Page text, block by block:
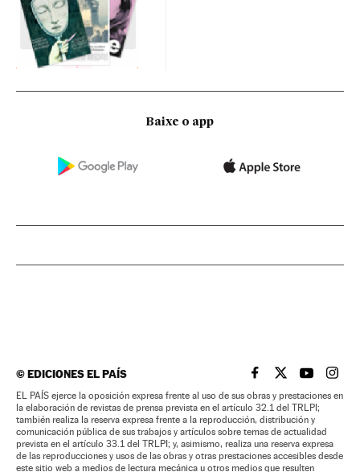
Baixe o app
©EDICIONES EL PAÍS EL PAÍS BRASIL EN
EL PAÍSEL PAÍS
EL
EL PAÍS ejerce la oposición expresa frente al uso de sus obras y prestaciones en
la elaboración de revistas de prensa prevista en el artículo 32.1 del TRLPI;
también realiza la reserva expresa frente a la reproducción, distribución y
comunicación pública de sus trabajos y artículos sobre temas de actualidad
prevista en el artículo 33.1 del TRLPI; y, asimismo, realiza una reserva expresa
de las reproducciones y usos de las obras y otras prestaciones accesibles desde
este sitio web a medios de lectura mecánica u otros medios que resulten